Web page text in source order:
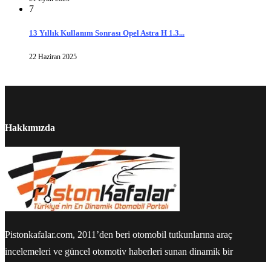
7
13 Yıllık Kullanım Sonrası Opel Astra H 1.3...
22 Haziran 2025
Hakkımızda
Pistonkafalar.com, 2011’den beri otomobil tutkunlarına araç
incelemeleri ve güncel otomotiv haberleri sunan dinamik bir